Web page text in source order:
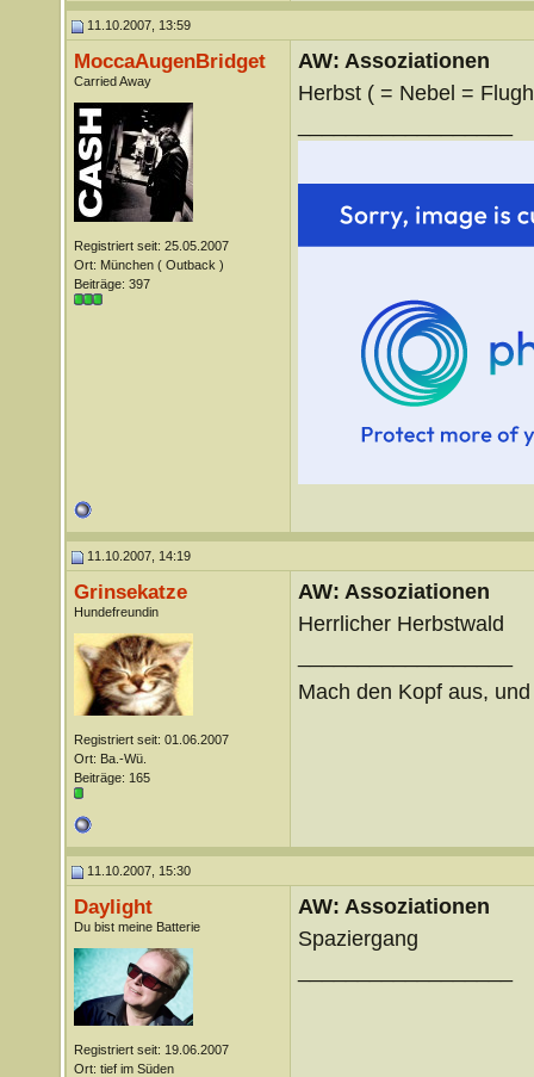
11.10.2007, 13:59
MoccaAugenBridget
Carried Away
Registriert seit: 25.05.2007
Ort: München ( Outback )
Beiträge: 397
AW: Assoziationen
Herbst ( = Nebel =
11.10.2007, 14:19
Grinsekatze
Hundefreundin
Registriert seit: 01.06.2007
Ort: Ba.-Wü.
Beiträge: 165
AW: Assoziationen
Herrlicher Herbstwald
Mach den Kopf aus,
11.10.2007, 15:30
Daylight
Du bist meine Batterie
Registriert seit: 19.06.2007
Ort: tief im Süden
AW: Assoziationen
Spaziergang